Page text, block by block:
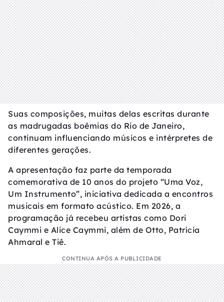
Suas composições, muitas delas escritas durante
as madrugadas boêmias do Rio de Janeiro,
continuam influenciando músicos e intérpretes de
diferentes gerações.
A apresentação faz parte da temporada
comemorativa de 10 anos do projeto “Uma Voz,
Um Instrumento”, iniciativa dedicada a encontros
musicais em formato acústico. Em 2026, a
programação já recebeu artistas como Dori
Caymmi e Alice Caymmi, além de Otto, Patrícia
Ahmaral e Tiê.
CONTINUA APÓS A PUBLICIDADE